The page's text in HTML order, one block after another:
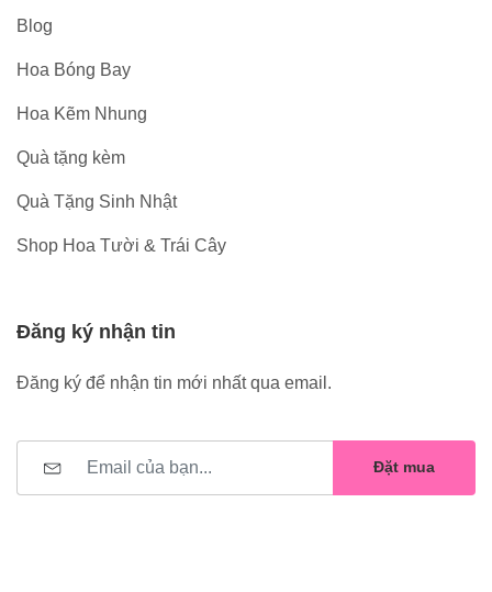
Blog
Hoa Bóng Bay
Hoa Kẽm Nhung
Quà tặng kèm
Quà Tặng Sinh Nhật
Shop Hoa Tười & Trái Cây
Đăng ký nhận tin
Đăng ký để nhận tin mới nhất qua email.
Đặt mua